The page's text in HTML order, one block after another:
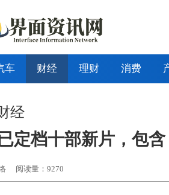
车 财经 理财 消费
经
定档十部新片，包
阅读量：9270